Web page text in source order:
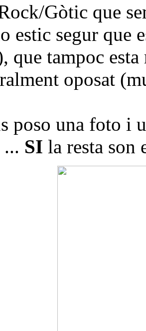
Gòtic que
estic segur que
que tampoc
oposat
poso una foto i
SI la resta son